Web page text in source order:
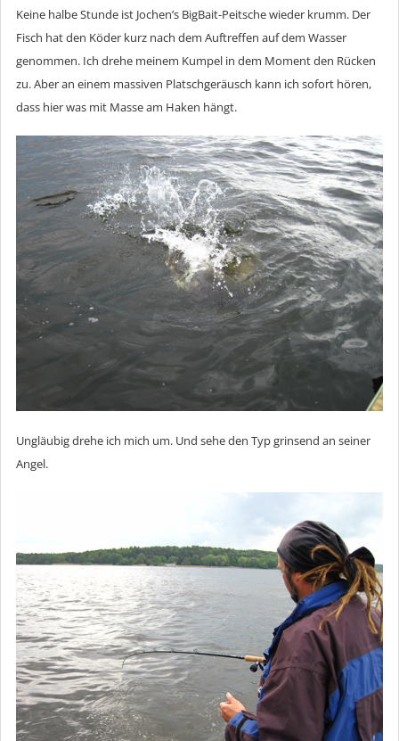
Keine halbe Stunde ist Jochen’s BigBait-Peitsche wieder krumm. Der
Fisch hat den Köder kurz nach dem Auftreffen auf dem Wasser
genommen. Ich drehe meinem Kumpel in dem Moment den Rücken
zu. Aber an einem massiven Platschgeräusch kann ich sofort hören,
dass hier was mit Masse am Haken hängt.
Ungläubig drehe ich mich um. Und sehe den Typ grinsend an seiner
Angel.